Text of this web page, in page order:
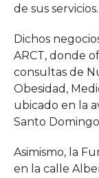
de sus servicios.
Dichos
ARCT, donde
consultas de
Obesidad,
ubicado en la
Santo
Asimismo, la
en la calle